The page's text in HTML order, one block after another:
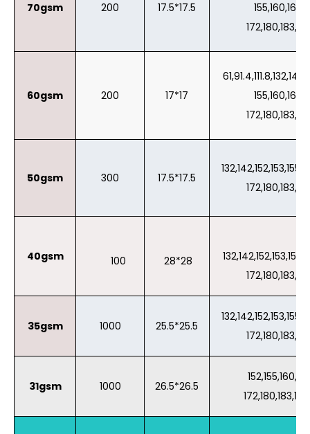
70gsm 200 17.5*17.5
155,160,162,
60gsm 200 17*17
155,160,162,
50gsm 300 17.5*17.5
40gsm 100 28*28
35gsm 1000 25.5*25.5
31gsm 1000 26.5*26.5